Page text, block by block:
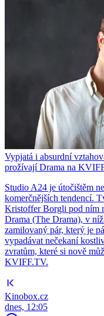
Vypjatá i absurdní
prožívají Drama na
Studio A24 je útočištěm
komerčnějších tendencí.
Kristoffer Borgli pod ním
Drama (The Drama), v
zamilovaný pár, který je
vypadávat nečekaní
zvratům, které si nově
KVIFF.TV.
Kinobox.cz
dnes, 12:05